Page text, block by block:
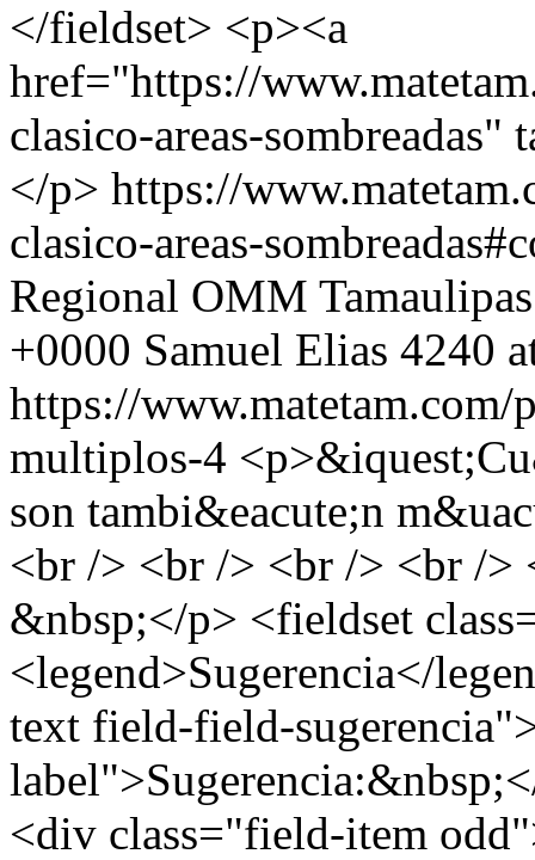
</fieldset> <p><a
href="https://
clasico-areas-
</p> https://
clasico-areas-
Regional OMM
+0000 Samuel Elias 4240
https://www.matetam.com/
multiplos-4
son tambi&eacute;n
<br /> <br /> <br /> <br /
&nbsp;</p> <fieldset
<legend>Sugerencia</
text field-field-
<div class="field-item